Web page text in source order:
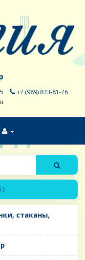
+7 (989) 833-81-76
стаканы,